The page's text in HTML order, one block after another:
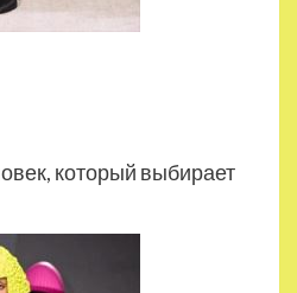
который выбирает